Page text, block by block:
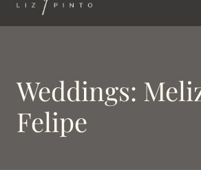
Weddings:
Felipe